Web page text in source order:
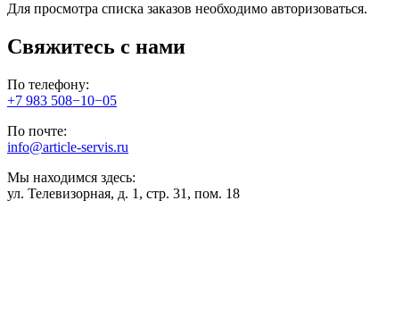
Для просмотра списка заказов необходимо авторизоваться.
Свяжитесь с нами
По телефону:
+7 983 508−10−05
По почте:
info@article-servis.ru
Мы находимся здесь:
ул. Телевизорная, д. 1, стр. 31, пом. 18